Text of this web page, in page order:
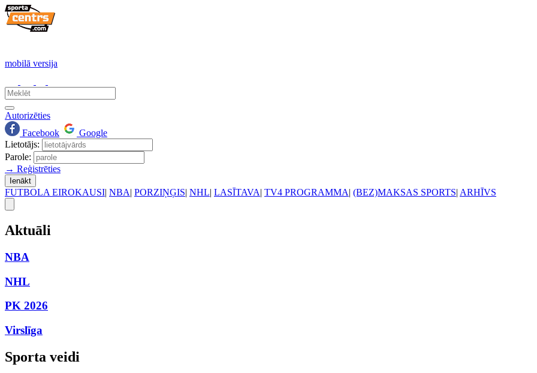
mobilā versija
Autorizēties
Facebook
Google
Lietotājs:
Parole:
→ Reģistrēties
Ienākt
FUTBOLA EIROKAUSI| NBA| PORZIŅĢIS| NHL| LASĪTAVA| TV4 PROGRAMMA| (BEZ)MAKSAS SPORTS| ARHĪVS
Aktuāli
NBA
NHL
PK 2026
Virslīga
Sporta veidi